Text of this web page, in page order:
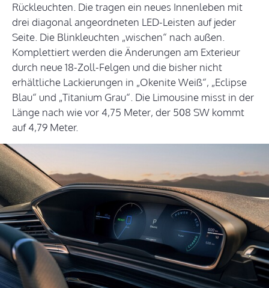
Rückleuchten. Die tragen ein neues Innenleben mit
drei diagonal angeordneten LED-Leisten auf jeder
Seite. Die Blinkleuchten „wischen“ nach außen.
Komplettiert werden die Änderungen am Exterieur
durch neue 18-Zoll-Felgen und die bisher nicht
erhältliche Lackierungen in „Okenite Weiß“, „Eclipse
Blau“ und „Titanium Grau“. Die Limousine misst in der
Länge nach wie vor 4,75 Meter, der 508 SW kommt
auf 4,79 Meter.